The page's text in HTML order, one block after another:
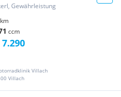
Gewährleistung
km
ccm
Villach
Villach